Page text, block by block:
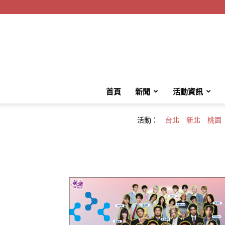
首頁 新聞 活動資訊
活動： 台北 新北 桃園